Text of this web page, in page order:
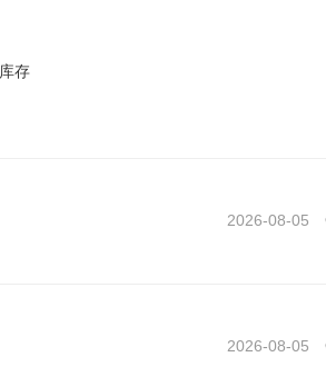
!—游
!—游戏专用APP25796822222
!—游戏
!—游戏
!—游戏专用
!—游戏专用
库存
2026-08-05
2026-08-05